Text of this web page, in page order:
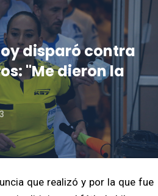
disparó contra
"Me dieron la
que realizó y por la que fue